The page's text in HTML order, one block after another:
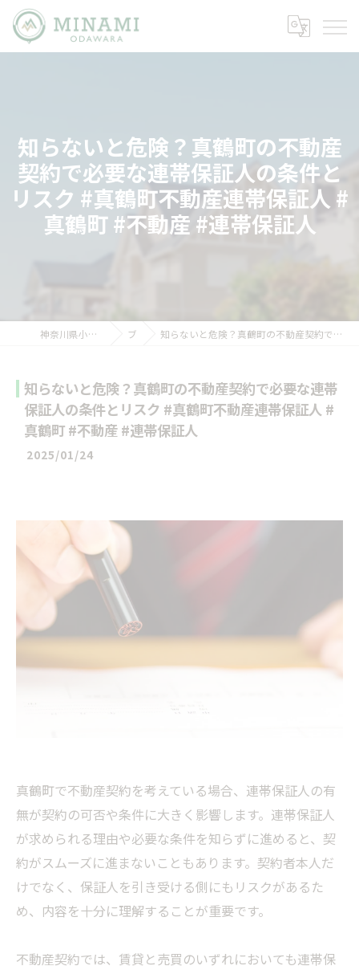
知らないと危険？真鶴町の不動産
契約で必要な連帯保証人の条件と
リスク #真鶴町不動産連帯保証人 #
真鶴町 #不動産 #連帯保証人
神奈川県小田原市の不動産ならミナミノイエ ブログ 知らないと危険？真鶴町の不動産契約で必要な連帯保証人の条件とリスク #真鶴町不動産連帯保証人 #真鶴町 #不動産 #連帯保証人
知らないと危険？真鶴町の不動産契約で必要な連帯
保証人の条件とリスク #真鶴町不動産連帯保証人 #
真鶴町 #不動産 #連帯保証人
2025/01/24
真鶴町で不動産契約を考えている場合、連帯保証人の有
無が契約の可否や条件に大きく影響します。連帯保証人
が求められる理由や必要な条件を知らずに進めると、契
約がスムーズに進まないこともあります。契約者本人だ
けでなく、保証人を引き受ける側にもリスクがあるた
め、内容を十分に理解することが重要です。
不動産契約では、賃貸と売買のいずれにおいても連帯保